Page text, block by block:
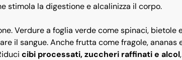
stimola la digestione e alcalinizza il corpo.
Verdure a foglia verde come spinaci, bietole
il sangue. Anche frutta come fragole, ananas
cibi processati, zuccheri raffinati e alcol,